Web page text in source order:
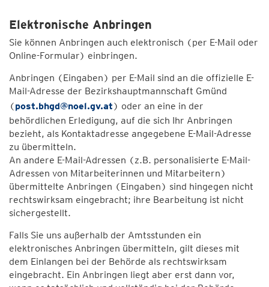
Elektronische Anbringen
Sie können Anbringen auch elektronisch (per E-Mail oder
Online-Formular) einbringen.
Anbringen (Eingaben) per E-Mail sind an die offizielle E-
Mail-Adresse der Bezirkshauptmannschaft Gmünd
(post.bhgd@noel.gv.at) oder an eine in der
behördlichen Erledigung, auf die sich Ihr Anbringen
bezieht, als Kontaktadresse angegebene E-Mail-Adresse
zu übermitteln.
An andere E-Mail-Adressen (z.B. personalisierte E-Mail-
Adressen von Mitarbeiterinnen und Mitarbeitern)
übermittelte Anbringen (Eingaben) sind hingegen nicht
rechtswirksam eingebracht; ihre Bearbeitung ist nicht
sichergestellt.
Falls Sie uns außerhalb der Amtsstunden ein
elektronisches Anbringen übermitteln, gilt dieses mit
dem Einlangen bei der Behörde als rechtswirksam
eingebracht. Ein Anbringen liegt aber erst dann vor,